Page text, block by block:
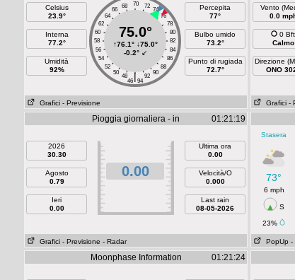
Celsius
23.9°
Interna
77.2°
Umidità
92%
70
68 72
66
74
64
76
62
78
60
80
58
82
56
84
54
86
52
88
50
90
48 92
46 94
|
75.0°
↑76.1°↓75.0°
-0.2°↙
Percepita
77°
Bulbo umido
73.2°
Punto di rugiada
72.7°
Grafici - Previsione
Vento
0.0
0 Bft
Calmo
Direzione
ONO
Grafici -
Pioggia giornaliera - in 01:21:19
2026
30.30
Agosto
0.79
Ieri
0.00
0.00
Ultima ora
0.00
Velocità/O
0.000
Last rain
08-05-2026
Grafici - Previsione - Radar
Stasera
73°
6 mph
S
23%
PopUp -
Moonphase Information 01:21:24